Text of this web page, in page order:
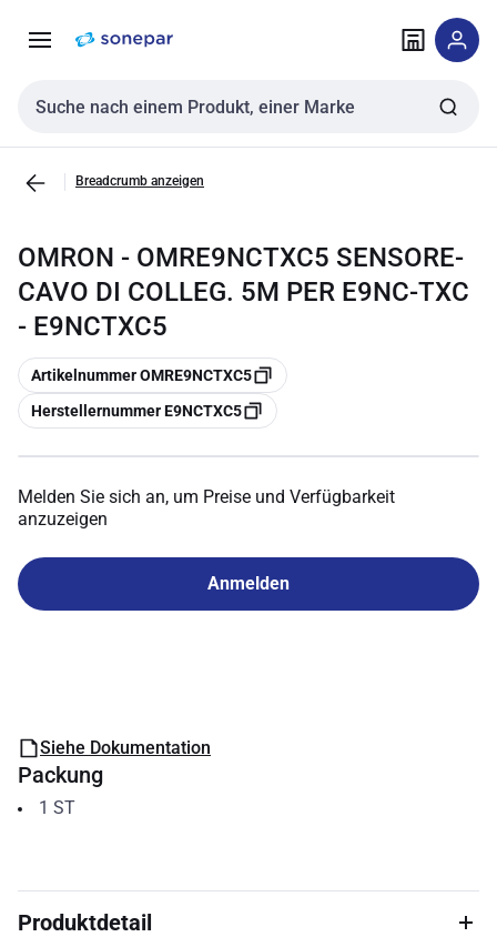
NavigationInhalt
Sucheingabe
Breadcrumb anzeigen
OMRON - OMRE9NCTXC5 SENSORE-
CAVO DI COLLEG. 5M PER E9NC-TXC
- E9NCTXC5
Kopieren
Artikelnummer OMRE9NCTXC5
Kopieren
Herstellernummer E9NCTXC5
Melden Sie sich an, um Preise und Verfügbarkeit
anzuzeigen
Anmelden
Siehe Dokumentation
Packung
1 ST
Produktdetail